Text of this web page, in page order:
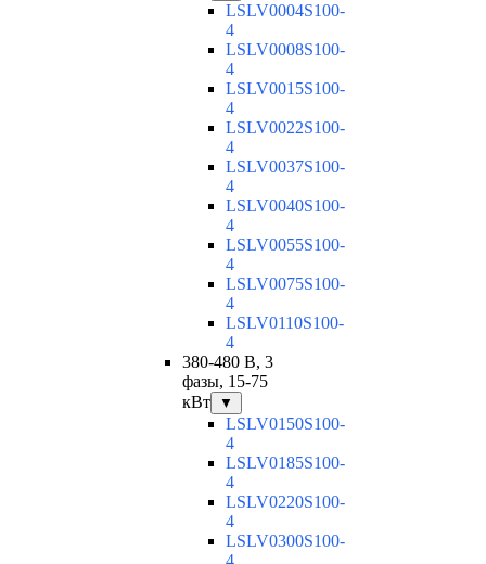
LSLV0004S100-
4
LSLV0008S100-
4
LSLV0015S100-
4
LSLV0022S100-
4
LSLV0037S100-
4
LSLV0040S100-
4
LSLV0055S100-
4
LSLV0075S100-
4
LSLV0110S100-
4
380-480 В, 3
фазы, 15-75
кВт
▼
LSLV0150S100-
4
LSLV0185S100-
4
LSLV0220S100-
4
LSLV0300S100-